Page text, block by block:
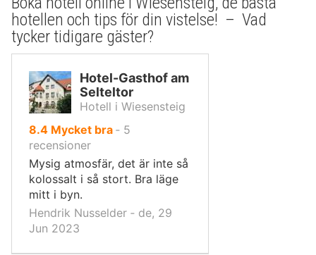
hotellen och tips för din vistelse! – Vad
tycker tidigare gäster?
Hotel-Gasthof am
Selteltor
Hotell i Wiesensteig
8.4av
10,
Mycket bra ‐ 5
recensioner
Mysig atmosfär, det är inte så
kolossalt i så stort. Bra läge
mitt i byn.
Hendrik Nusselder ‐ de, 29
Jun 2023